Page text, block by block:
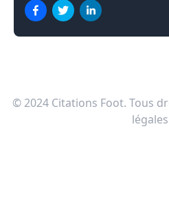
© 2024 Citations Foot. Tous
légales